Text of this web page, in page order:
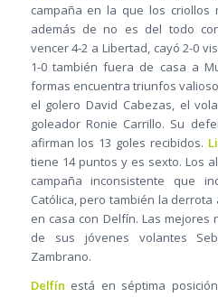
campaña en la que los criollos
además de no es del todo
vencer 4-2 a Libertad, cayó 2-0
1-0 también fuera de casa a
formas encuentra triunfos
el golero David Cabezas, el
goleador Ronie Carrillo. Su
afirman los 13 goles recibidos.
tiene 14 puntos y es sexto. Los
campaña inconsistente que
Católica, pero también la
en casa con Delfín. Las mejores
de sus jóvenes volantes
Zambrano.
Delfín está en séptima